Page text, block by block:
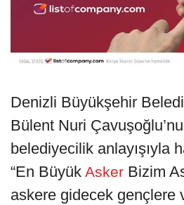
Denizli Büyükşehir
Bülent Nuri
belediyecilik anlayışıyla
“En Büyük Asker Bizim
askere gidecek gençlere